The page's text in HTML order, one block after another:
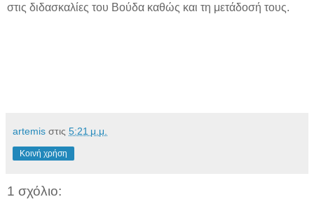
στις διδασκαλίες του Βούδα καθώς και τη μετάδοσή τους.
artemis στις 5:21 μ.μ.
Κοινή χρήση
1 σχόλιο: